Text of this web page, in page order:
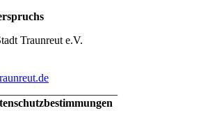
Traunreut e.V.